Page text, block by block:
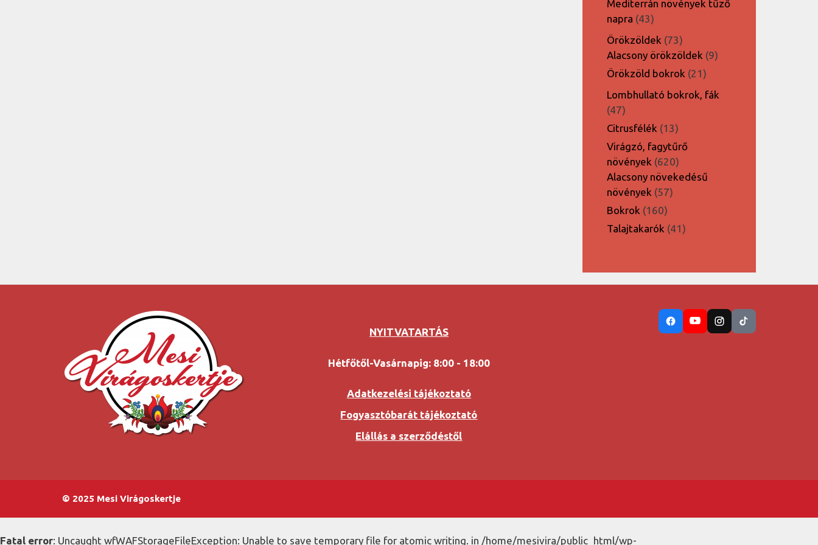
Mediterrán növények tűző
napra 4343
termék
Örökzöldek 7373
termék
Alacsony örökzöldek 99
Örökzöld bokrok 2121
termék
Lombhullató bokrok, fák
4747
termék
Citrusfélék 1313
termék
Virágzó, fagytűrő
növények 620620
termék
Alacsony növekedésű
növények 5757
Bokrok 160160
termék
Talajtakarók 4141
NYITVATARTÁS
Hétfőtől-Vasárnapig: 8:00 - 18:00
Adatkezelési tájékoztató
Fogyasztóbarát tájékoztató
Elállás a szerződéstől
© 2025 Mesi Virágoskertje
Fatal error: Uncaught wfWAFStorageFileException: Unable to save temporary file for atomic writing. in /home/mesivira/public_html/wp-